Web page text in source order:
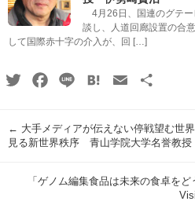
4月26日、国連のグテー
談し、人道回廊設置の合
して国際赤十字の介入が、回 […]
TwitterFacebook
Line HatenaEmail
← 大手メディアが伝えない停戦望む世
見る新世界秩序 青山学院大学名誉教授
「ゲノム編集食品は未来の食卓を